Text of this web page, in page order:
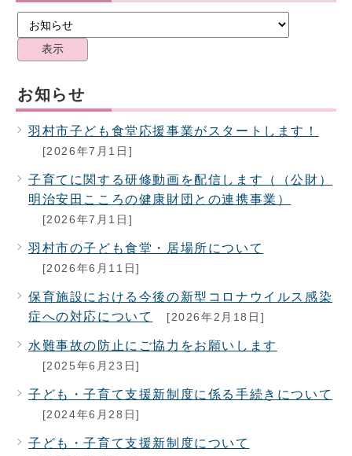
表示
お知らせ
羽村市子ども食堂応援事業がスタートします！
[2026年7月1日]
子育てに関する研修動画を配信します（（公財）
明治安田こころの健康財団との連携事業）
[2026年7月1日]
羽村市の子ども食堂・居場所について
[2026年6月11日]
保育施設における今後の新型コロナウイルス感染
症への対応について
[2026年2月18日]
水難事故の防止にご協力をお願いします
[2025年6月23日]
子ども・子育て支援新制度に係る手続きについて
[2024年6月28日]
子ども・子育て支援新制度について